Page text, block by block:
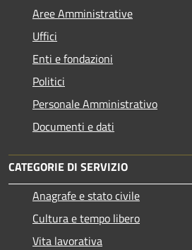
Aree Amministrative
Uffici
Enti e fondazioni
Politici
Personale Amministrativo
Documenti e dati
CATEGORIE DI SERVIZIO
Anagrafe e stato civile
Cultura e tempo libero
Vita lavorativa